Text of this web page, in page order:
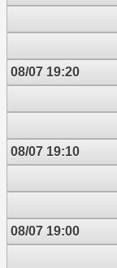
08/07 19:20
08/07 19:10
08/07 19:00